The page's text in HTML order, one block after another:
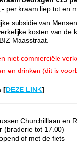
per kraam liep tot en
subsidie van
kosten van de
Maasstraat.
niet-commerciële
en drinken (dit is
[DEZE LINK]
Churchilllaan en
(braderie tot 17.00)
of met de fiets